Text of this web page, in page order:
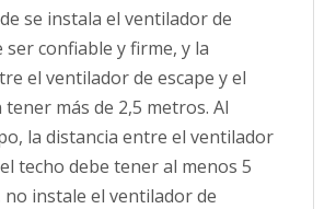
se instala el ventilador de
ser confiable y firme, y la
el ventilador de escape y el
más de 2,5 metros. Al
la distancia entre el ventilador
techo debe tener al menos 5
no instale el ventilador de